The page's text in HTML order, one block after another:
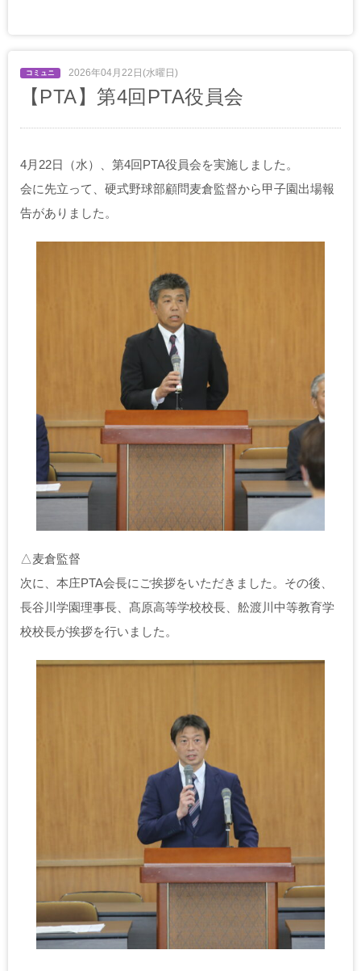
2026年04月22日(水曜日)
【PTA】第4回PTA役員会
4月22日（水）、第4回PTA役員会を実施しました。
会に先立って、硬式野球部顧問麦倉監督から甲子園出場報
告がありました。
△麦倉監督
次に、本庄PTA会長にご挨拶をいただきました。その後、
長谷川学園理事長、髙原高等学校校長、舩渡川中等教育学
校校長が挨拶を行いました。